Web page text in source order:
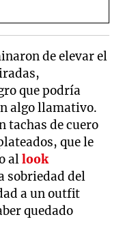
de elevar el
que podría
algo llamativo.
tachas de cuero
que le
allook
sobriedad del
a un outfit
quedado